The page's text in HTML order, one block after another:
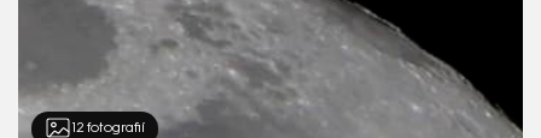
12 fotografií